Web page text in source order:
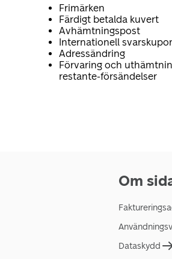
Frimärken
Färdigt betalda kuvert
Avhämtningspost
Internationell
Adressändring
Förvaring och
restante-försändelser
Om
Dataskydd